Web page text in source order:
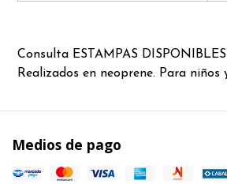
Consulta ESTAMPAS DISPONIBLES
Realizados en neoprene. Para niños
Medios de pago